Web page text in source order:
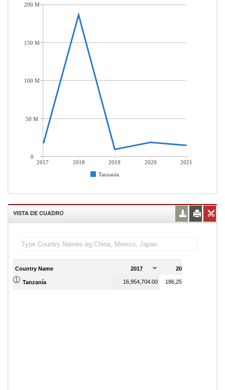
2017 2018 2019 2020
2021
Tanzanía
200 M
150 M
100 M
50 M
0
VISTA DE CUADRO
Country Name 2017 2018
Tanzanía 16,954,704.00 186,259,360.00